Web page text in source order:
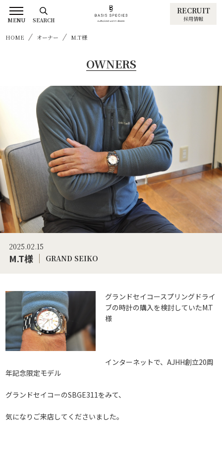
RECRUIT
採用情報
HOME オーナー M.T様
OWNERS
2025.02.15
M.T様 GRAND SEIKO
グランドセイコースプリングドライ
ブの時計の購入を検討していたM.T
様
インターネットで、AJHH創立20周
年記念限定モデル
グランドセイコーのSBGE311をみて、
気になりご来店してくださいました。
MENU SEARCH